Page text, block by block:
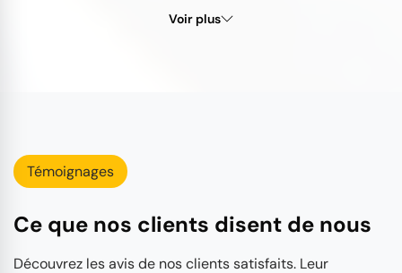
Voir plus
Témoignages
Ce que nos clients disent de nous
Découvrez les avis de nos clients satisfaits. Leur